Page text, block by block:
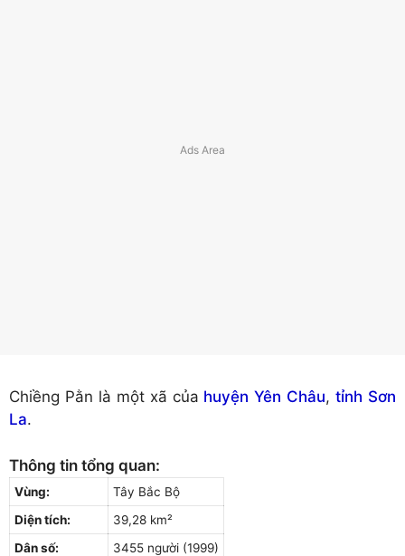
Chiềng Pằn là một xã của huyện Yên Châu,tỉnh Sơn
La.
Thông tin tổng quan:
Vùng:
Tây Bắc Bộ
Diện tích:
39,28 km²
Dân số:
3455 người (1999)